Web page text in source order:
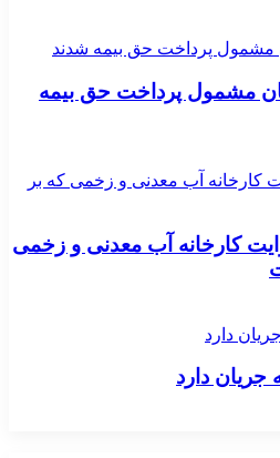
۱۰ روستاییان مشمول پرداخت حق بیمه
کارخانه آب معدنی و زخمی
جریان دارد